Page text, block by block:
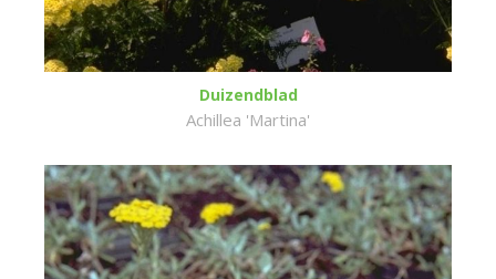
Duizendblad
Achillea 'Martina'